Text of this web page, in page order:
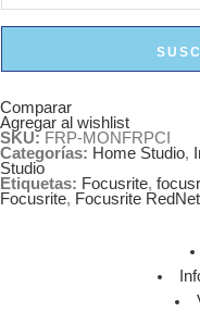
Comparar
Agregar al wishlist
SKU: FRP-MONFRPCI
Categorías: Home Studio,
Studio
Etiquetas: Focusrite,
Focusrite, Focusrite RedNet